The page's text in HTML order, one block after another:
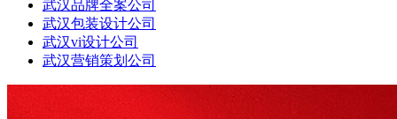
武汉品牌全案公司
武汉包装设计公司
武汉vi设计公司
武汉营销策划公司